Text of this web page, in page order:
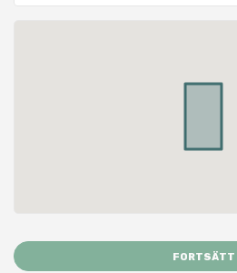
FORTSÄTT